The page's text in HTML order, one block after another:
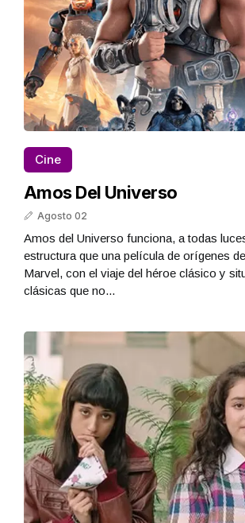
Cine
Amos Del Universo
Agosto 02
Amos del Universo funciona, a todas
estructura que una película de orígenes
Marvel, con el viaje del héroe clásico y
clásicas que no...